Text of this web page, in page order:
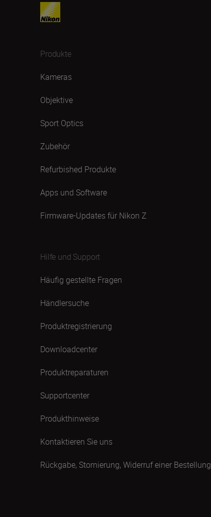
Produkte
Kameras
Objektive
Sport Optics
Zubehör
Refurbished Produkte
Apps und Software
Firmware-Updates für Nikon Z
Hilfe und Support
Häufig gestellte Fragen
Händlersuche
Produktregistrierung
Downloadcenter
Produktreparaturen
Supportcenter
Produkthinweise
Kontaktieren Sie uns
Rückgabe, Stornierung, Widerruf einer Bestellung